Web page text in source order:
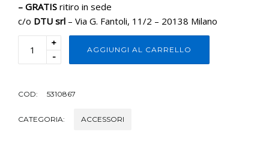
– GRATIS ritiro in sede
c/o DTU srl – Via G. Fantoli, 11/2 – 20138 Milano
+
-
AGGIUNGI AL CARRELLO
COD: 5310867
CATEGORIA: ACCESSORI